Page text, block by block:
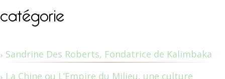
catégorie
Sandrine Des Roberts, Fondatrice de Kalimbaka
La Chine ou L’Empire du Milieu, une culture